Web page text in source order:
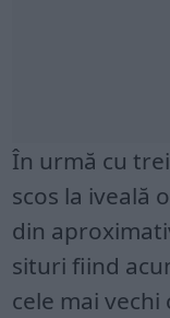
În urmă cu
scos la iveală
din
situri fiind
cele mai vechi